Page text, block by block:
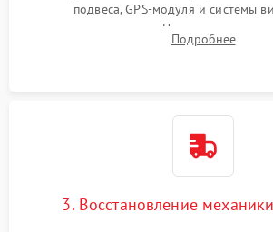
подвеса, GPS-модуля и системы
позиционирования. Проверка
регуляторов оборотов (ESC) и
Подробнее
3. Восстановление